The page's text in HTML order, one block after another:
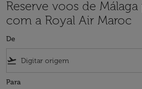
Reserve voos de Málaga
com a Royal Air Maroc
De
flight_takeoff
Para